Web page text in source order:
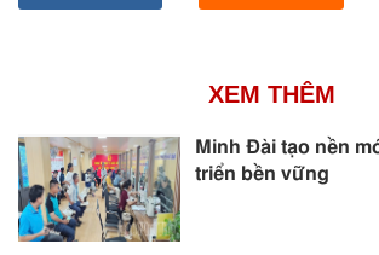
XEM THÊM
Minh Đài tạo nền
triển bền vững